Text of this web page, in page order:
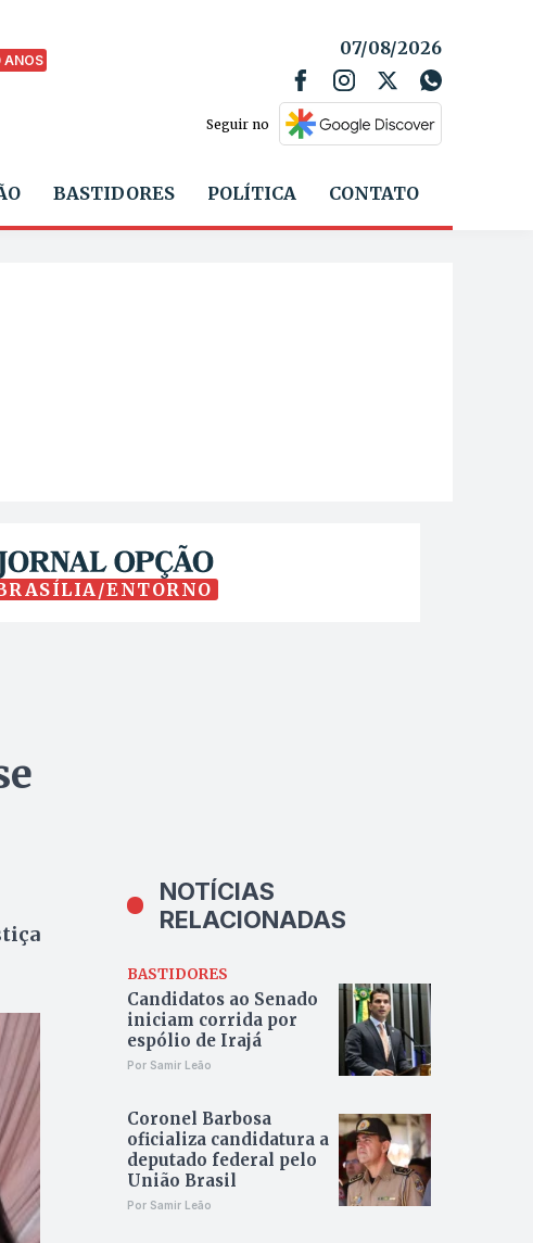
ANOS
07/08/2026
Seguir no
BASTIDORES POLÍTICA CONTATO
ENTORNO
NOTÍCIAS
RELACIONADAS
BASTIDORES
Candidatos ao Senado
iniciam corrida por
espólio de Irajá
Por Samir Leão
Coronel Barbosa
oficializa candidatura a
deputado federal pelo
União Brasil
Por Samir Leão